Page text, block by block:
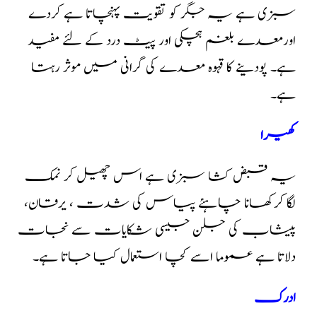
سبزی ہے یہ جگر کو تقویت پہنچاتا ہے کردے
اورمعدے بلغم ہچکی اور پیٹ درد کے لئے مفید
ہے۔ پودینے کا قہوہ معدے کی گرانی میں موثر رہتا
ہے۔
کھیرا
یہ قبض کشا سبزی ہے اس چھیل کر نمک
لگا کرکھانا چاہئے پیاس کی شدت ، یرقان،
پیشاب کی جلن جیسی شکایات سے نجات
دلاتا ہے عموما اسے کچا استعمال کیا جاتا ہے۔
ادرک